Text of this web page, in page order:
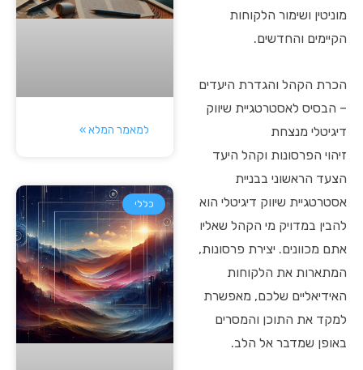
מוניטין ושימור הלקוחות
הקיימים והחדשים.
הכרת הקהל והגדרת היעדים
– הבסיס לאסטרטגיית שיווק
דיגיטלי מנצחת
זיהוי הפרסונות וקהל היעד
הצעד הראשוני בבניית
אסטרטגיית שיווק דיגיטלי הוא
להבין במדויק מי הקהל שאליו
אתם מכוונים. יצירת פרסונות,
המתארות את הלקוחות
האידיאליים שלכם, מאפשרת
למקד את התוכן והמסרים
באופן שמדבר אל הלב.
למאמר המלא »
כללי